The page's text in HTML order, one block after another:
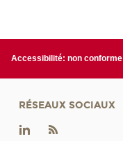
Accessibilité: non conforme
RÉSEAUX SOCIAUX